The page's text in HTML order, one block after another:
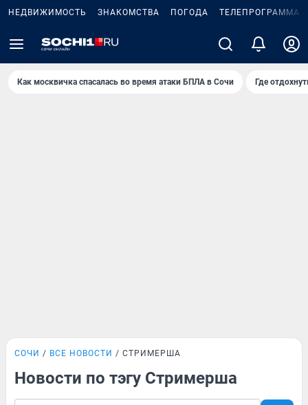
НЕДВИЖИМОСТЬ ЗНАКОМСТВА ПОГОДА ТЕЛЕПРОГРАММА
Как москвичка спасалась во время атаки БПЛА в Сочи Где
СОЧИ ВСЕ НОВОСТИ СТРИМЕРША
Новости по тэгу Стримерша